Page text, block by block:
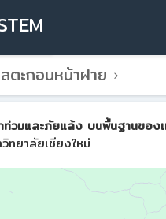
ตะกอนหน้าฝาย
วมและภัยแล้ง บนพื้นฐานขอ
ทยาลัยเชียงใหม่